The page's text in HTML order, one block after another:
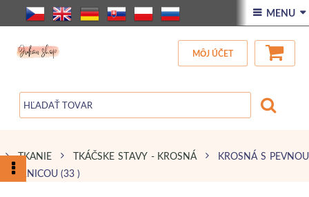
ÚVOD
VŠETOK TOVAR
ZĽAVA BLOG
 MENU 
MÔJ ÚČET
TKANIE TKÁČSKE STAVY - KROSNÁ
KROSNÁ S PEVNOU
NITEĽNICOU (33 )